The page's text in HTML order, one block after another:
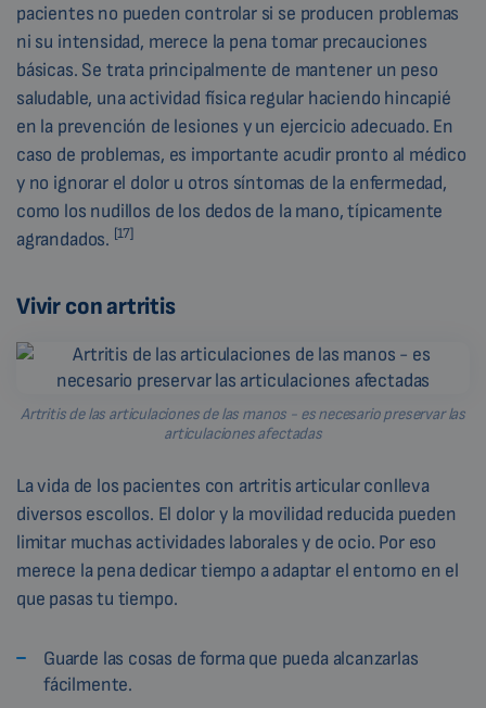
pacientes no pueden controlar si se producen problemas
ni su intensidad, merece la pena tomar precauciones
básicas. Se trata principalmente de mantener un peso
saludable, una actividad física regular haciendo hincapié
en la prevención de lesiones y un ejercicio adecuado. En
caso de problemas, es importante acudir pronto al médico
y no ignorar el dolor u otros síntomas de la enfermedad,
como los nudillos de los dedos de la mano, típicamente
agrandados. [17]
Vivir con artritis
Artritis de las articulaciones de las manos - es necesario preservar las
articulaciones afectadas
La vida de los pacientes con artritis articular conlleva
diversos escollos. El dolor y la movilidad reducida pueden
limitar muchas actividades laborales y de ocio. Por eso
merece la pena dedicar tiempo a adaptar el entorno en el
que pasas tu tiempo.
Guarde las cosas de forma que pueda alcanzarlas
fácilmente.